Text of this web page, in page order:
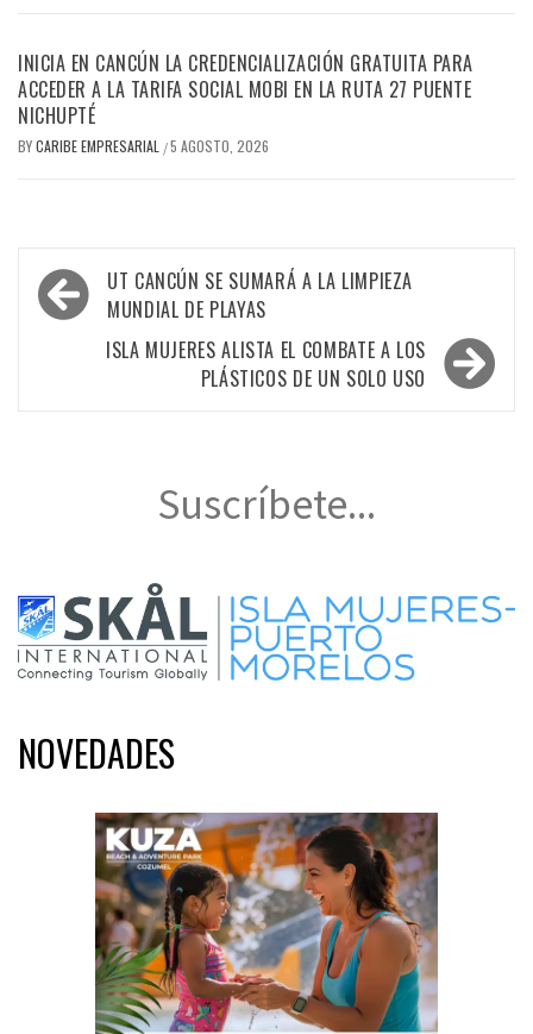
INICIA EN CANCÚN LA CREDENCIALIZACIÓN GRATUITA PARA
ACCEDER A LA TARIFA SOCIAL MOBI EN LA RUTA 27 PUENTE
NICHUPTÉ
BYCARIBE EMPRESARIAL /5 AGOSTO, 2026
Navegación
de
entradas
UT CANCÚN SE SUMARÁ A LA LIMPIEZA
MUNDIAL DE PLAYAS
ISLA MUJERES ALISTA EL COMBATE A LOS
PLÁSTICOS DE UN SOLO USO
Suscríbete...
NOVEDADES